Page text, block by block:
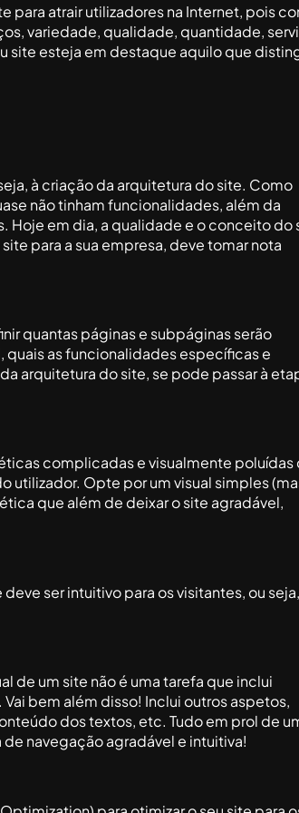
para atrair utilizadores na Internet, pois
variedade, qualidade, quantidade,
site esteja em destaque aquilo que
à criação da arquitetura do site. Como
não tinham funcionalidades, além da
em dia, a qualidade e o conceito do
para a sua empresa, deve tomar nota
quantas páginas e subpáginas serão
as funcionalidades específicas e
arquitetura do site, se pode passar à
complicadas e visualmente poluídas
utilizador. Opte por um visual simples
que além de deixar o site agradável,
ser intuitivo para os visitantes, ou
de um site não é uma tarefa que inclui
bem além disso! Inclui outros aspetos,
dos textos, etc. Tudo em prol de
navegação agradável e intuitiva!